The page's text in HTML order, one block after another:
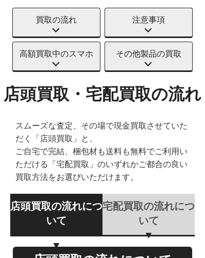
買取の流れ 注意事項
高額買取中のスマホ その他製品の買取
店頭買取・宅配買取の流れ
スムーズな査定、その場で現金買取させていた
だく「店頭買取」と、
ご自宅で完結、梱包材も送料も無料でご利用い
ただける「宅配買取」のいずれかご都合の良い
買取方法をお選びいただけます。
店頭買取の流れにつ
いて
宅配買取の流れにつ
いて